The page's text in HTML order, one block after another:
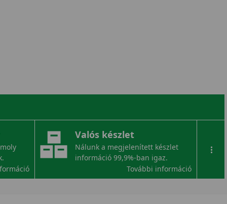
Valós készlet
Nálunk a megjelenített készlet
információ 99,9%-ban igaz.
További információ
...